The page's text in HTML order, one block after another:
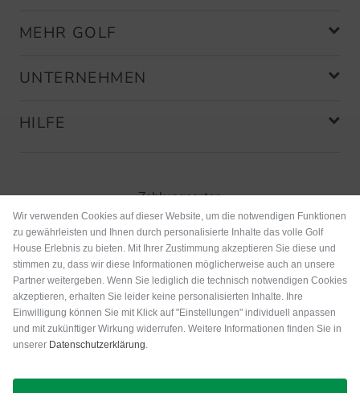
MEHR GOLF
UNTERNEHMEN
HILFE
Zahlungsarten
Versand
Wir verwenden Cookies auf dieser Website, um die notwendigen Funktionen
zu gewährleisten und Ihnen durch personalisierte Inhalte das volle Golf
House Erlebnis zu bieten. Mit Ihrer Zustimmung akzeptieren Sie diese und
stimmen zu, dass wir diese Informationen möglicherweise auch an unsere
Partner weitergeben. Wenn Sie lediglich die technisch notwendigen Cookies
akzeptieren, erhalten Sie leider keine personalisierten Inhalte. Ihre
Einwilligung können Sie mit Klick auf "Einstellungen" individuell anpassen
und mit zukünftiger Wirkung widerrufen. Weitere Informationen finden Sie in
unserer Datenschutzerklärung.